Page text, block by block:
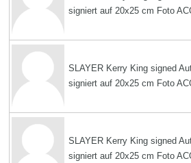
signiert auf 20x25 cm Foto
SLAYER Kerry King signed
signiert auf 20x25 cm Foto
SLAYER Kerry King signed
signiert auf 20x25 cm Foto